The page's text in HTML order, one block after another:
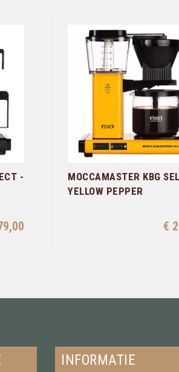
-
MOCCAMASTER KBG
YELLOW PEPPER
€
INFORMATIE